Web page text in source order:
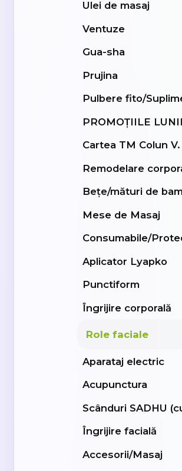
Ulei de masaj
Ventuze
Gua-sha
Prujina
Pulbere fito/
PROMOȚIILE LUNII
Cartea TM Colun V.
Remodelare
Bețe/mături de
Mese de Masaj
Consumabile/
Aplicator Lyapko
Punctiform
Îngrijire corporală
Role faciale
Aparataj electric
Acupunctura
Scânduri SADHU
Îngrijire facială
Accesorii/Masaj